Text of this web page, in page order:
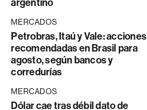
argentino
MERCADOS
Petrobras, Itaú y Vale: acciones
recomendadas en Brasil para
agosto, según bancos y
corredurías
MERCADOS
Dólar cae tras débil dato de